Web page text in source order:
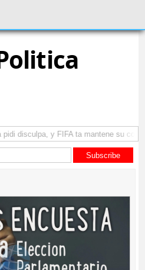
pidi disculpa, y FIFA ta mantene su como
Subscribe